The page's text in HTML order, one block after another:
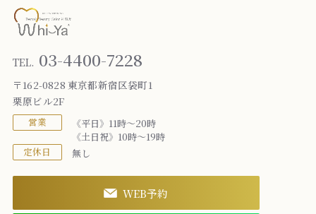
TEL. 03-4400-7228
〒162-0828 東京都新宿区袋町1
栗原ビル2F
営業
《平日》11時～20時
《土日祝》10時～19時
定休日 無し
WEB予約